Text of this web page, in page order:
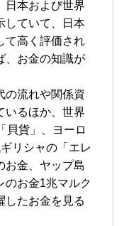
日本および世界
していて、日本
て高く評価され
、お金の知識が
の流れや関係資
いるほか、世界
貝貨」、ヨーロ
リシャの「エレ
お金、ヤップ島
のお金1兆マルク
したお金を見る